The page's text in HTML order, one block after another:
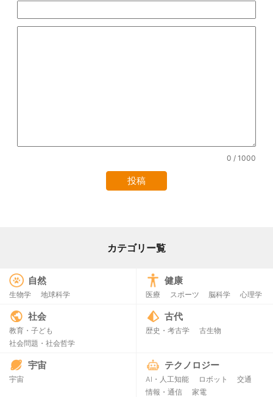
0 / 1000
カテゴリー覧
自然
生物学 地球科学
健康
医療 スポーツ 脳科学 心理学
社会
教育・子ども
社会問題・社会哲学
古代
歴史・考古学 古生物
宇宙
宇宙
テクノロジー
AI・人工知能 ロボット
交通
情報・通信
家電